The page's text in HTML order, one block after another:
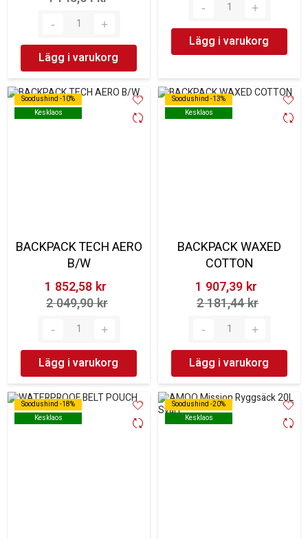
Lägg i varukorg
Lägg i varukorg
Soodushind -10%
Kesklaos
Soodushind -10%
Kesklaos
BACKPACK TECH AERO
B/W
1 852,58 kr‎
2 049,90 kr‎
Lägg i varukorg
Soodushind -13%
Kesklaos
Soodushind -13%
Kesklaos
BACKPACK WAXED
COTTON
1 907,39 kr‎
2 181,44 kr‎
Lägg i varukorg
Soodushind -18%
Kesklaos
Soodushind -18%
Kesklaos
Soodushind -20%
Kesklaos
Soodushind -20%
Kesklaos